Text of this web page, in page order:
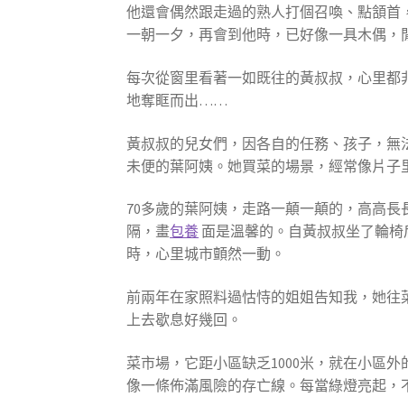
他還會偶然跟走過的熟人打個召喚、點頷
一朝一夕，再會到他時，已好像一具木偶
每次從窗里看著一如既往的黃叔叔，心里
地奪眶而出……
黃叔叔的兒女們，因各自的任務、孩子，
未便的葉阿姨。她買菜的場景，經常像片子
70多歲的葉阿姨，走路一顛一顛的，高高
隔，畫包養 面是溫馨的。自黃叔叔坐了輪
時，心里城市顫然一動。
前兩年在家照料過怙恃的姐姐告知我，她
上去歇息好幾回。
菜市場，它距小區缺乏1000米，就在小區
像一條佈滿風險的存亡線。每當綠燈亮起